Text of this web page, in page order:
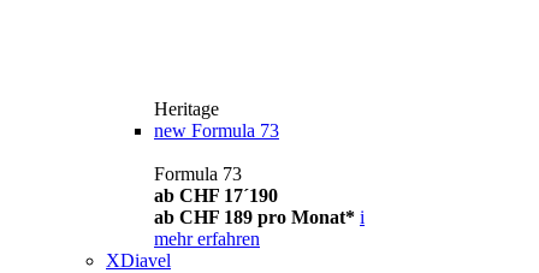
Heritage
new Formula 73
Formula 73
ab CHF 17´190
ab CHF 189 pro Monat* i
mehr erfahren
XDiavel